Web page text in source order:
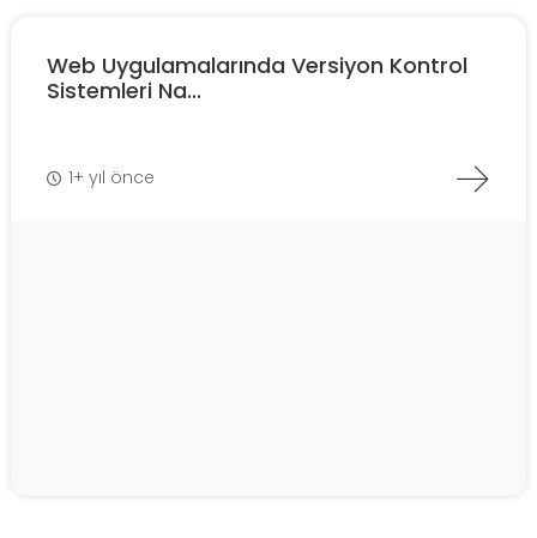
Web Uygulamalarında Versiyon Kontrol
Sistemleri Na...
1+ yıl önce